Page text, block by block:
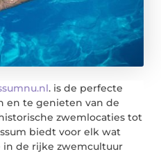
. is de perfecte
en te genieten van de
zwemlocaties tot
biedt voor elk wat
de rijke zwemcultuur